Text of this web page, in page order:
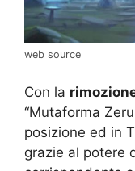
web source
Con la
“Mutaforma
posizione ed in
grazie al potere